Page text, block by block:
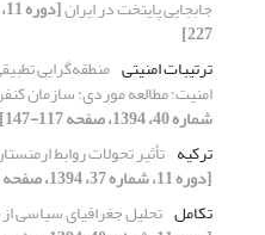
جابجایی پایتخت در ایران
227]
ترتیبات امنیتی منطقه‌گرایی
امنیت؛ مطالعه موردی: سازمان
شماره 40، 1394، صفحه 117-147]
ترکیه تأثیر تحولات روابط
[دوره 11، شماره 37، 1394، صفحه 38-70]
تکامل تحلیل جغرافیای سیاسی